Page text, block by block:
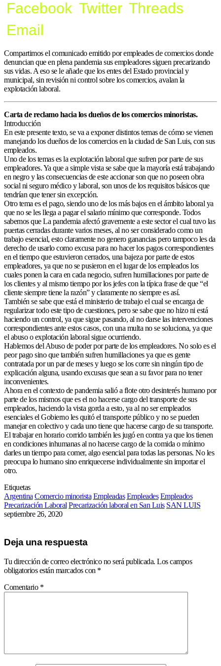
Facebook Twitter Threads
Email
Compartimos el comunicado emitido por empleades de comercios donde
denuncian que en plena pandemia sus empleadores siguen precarizando
sus vidas. A eso se le añade que los entes del Estado provincial y
municipal, sin revisión ni control sobre los comercios, avalan la
explotación laboral.
Carta de reclamo hacia los dueños de los comercios minoristas.
Introducción
En este presente texto, se va a exponer distintos temas de cómo se vienen
manejando los dueños de los comercios en la ciudad de San Luis, con sus
empleados.
Uno de los temas es la explotación laboral que sufren por parte de sus
empleadores. Ya que a simple vista se sabe que la mayoría está trabajando
en negro y las consecuencias de este accionar son que no poseen obra
social ni seguro médico y laboral, son unos de los requisitos básicos que
tendrían que tener sin excepción.
Otro tema es el pago, siendo uno de los más bajos en el ámbito laboral ya
que no se les llega a pagar el salario mínimo que corresponde. Todos
sabemos que La pandemia afectó gravemente a este sector el cual tuvo las
puertas cerradas durante varios meses, al no ser considerado como un
trabajo esencial, esto claramente no genero ganancias pero tampoco les da
derecho de usarlo como excusa para no hacer los pagos correspondientes
en el tiempo que estuvieron cerrados, una bajeza por parte de estos
empleadores, ya que no se pusieron en el lugar de los empleados los
cuales ponen la cara en cada negocio, sufren humillaciones por parte de
los clientes y al mismo tiempo por los jefes con la típica frase de que “el
cliente siempre tiene la razón” y claramente no siempre es así.
También se sabe que está el ministerio de trabajo el cual se encarga de
regularizar todo este tipo de cuestiones, pero se sabe que no hizo ni está
haciendo un control, ya que sigue pasando, al no darse las intervenciones
correspondientes ante estos casos, con una multa no se soluciona, ya que
el abuso o explotación laboral sigue ocurriendo.
Hablemos del Abuso de poder por parte de los empleadores. No solo es el
peor pago sino que también sufren humillaciones ya que es gente
contratada por un par de meses y luego se los corre sin ningún tipo de
explicación alguna, usando excusas que sean a su favor para no tener
inconvenientes.
Ahora en el contexto de pandemia salió a flote otro desinterés humano por
parte de los mismos que es el no hacerse cargo del transporte de sus
empleados, haciendo la vista gorda a esto, ya al no ser empleados
esenciales el Gobierno les quitó el transporte público y no se pueden
manejar en colectivo y cada uno tiene que hacerse cargo de su transporte.
El trabajar en horario corrido también les jugó en contra ya que los tienen
en condiciones inhumanas al no hacerse cargo de la comida o mínimo
darles un tiempo para comer, algo esencial para todas las personas. No les
preocupa lo humano sino enriquecerse individualmente sin importar el
otro.
Etiquetas
Argentina Comercio minorista Empleadas Empleades Empleados
Precarización Laboral Precarización laboral en San Luis SAN LUIS
septiembre 26, 2020
Deja una respuesta
Tu dirección de correo electrónico no será publicada. Los campos
obligatorios están marcados con *
Comentario *